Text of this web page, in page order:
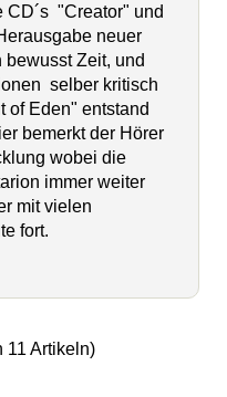
CD´s "Creator" und
neuer
Zeit, und
selber kritisch
of Eden" entstand
bemerkt der Hörer
wobei die
immer weiter
mit vielen
fort.
11 Artikeln)